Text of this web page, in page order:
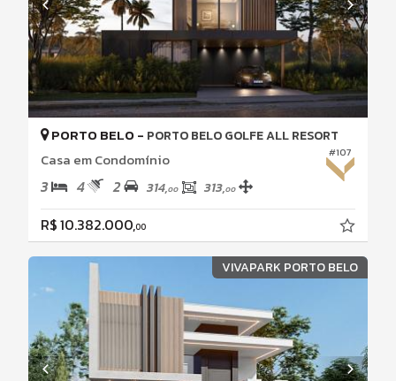
#107
PORTO BELO - PORTO BELO GOLFE ALL RESORT
Casa em Condomínio
3 4 2 314,00 313,00
R$ 10.382.000,00
VIVAPARK PORTO BELO